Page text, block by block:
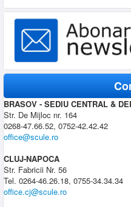
BRASOV - SEDIU CENTRAL &
Str. De Mijloc nr. 164
0268-47.66.52, 0752-42.42.42
office@scule.ro
CLUJ-NAPOCA
Str. Fabricii Nr. 56
Tel. 0264-46.26.18, 0755-34.34.34
office.cj@scule.ro